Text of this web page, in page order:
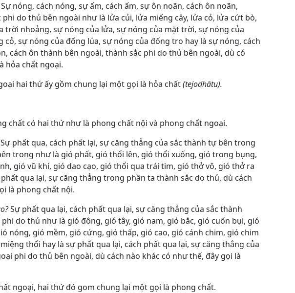
Sự nóng, cách nóng, sự ấm, cách ấm, sự ôn noãn, cách ôn noãn,
do thủ bên ngoài như là lửa củi, lửa miếng cây, lửa cỏ, lửa cứt bò,
trời nhoảng, sự nóng của lửa, sự nóng của mặt trời, sự nóng của
cỏ, sự nóng của đống lúa, sự nóng của đống tro hay là sự nóng, cách
cách ôn thành bên ngoài, thành sắc phi do thủ bên ngoài, dù có
hỏa chất ngoại.
hai thứ ấy gồm chung lại một gọi là hỏa chất(tejodhātu).
chất có hai thứ như là phong chất nội và phong chất ngoại.
Sự phất qua, cách phất lại, sự căng thẳng của sắc thành tự bên trong
trong như là gió phất, gió thổi lên, gió thổi xuống, gió trong bụng,
gió vũ khí, gió dao cạo, gió thổi qua trái tim, gió thở vô, gió thở ra
qua lại, sự căng thẳng trong phần ta thành sắc do thủ, dù cách
là phong chất nội.
Sự phất qua lại, cách phất qua lại, sự căng thẳng của sắc thành
do thủ như là gió đông, gió tây, gió nam, gió bắc, gió cuốn bụi, gió
nóng, gió mềm, gió cứng, gió thấp, gió cao, gió cánh chim, gió chim
thổi hay là sự phất qua lại, cách phất qua lại, sự căng thẳng của
phi do thủ bên ngoài, dù cách nào khác có như thế, đây gọi là
ngoại, hai thứ đó gom chung lại một gọi là phong chất.